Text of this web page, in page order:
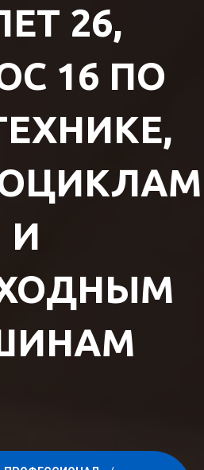
26,
16 ПО
И